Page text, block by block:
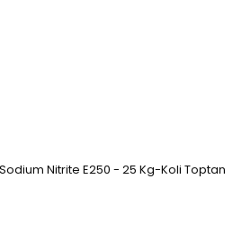
Nitrite E250 - 25 Kg-Koli Toptan